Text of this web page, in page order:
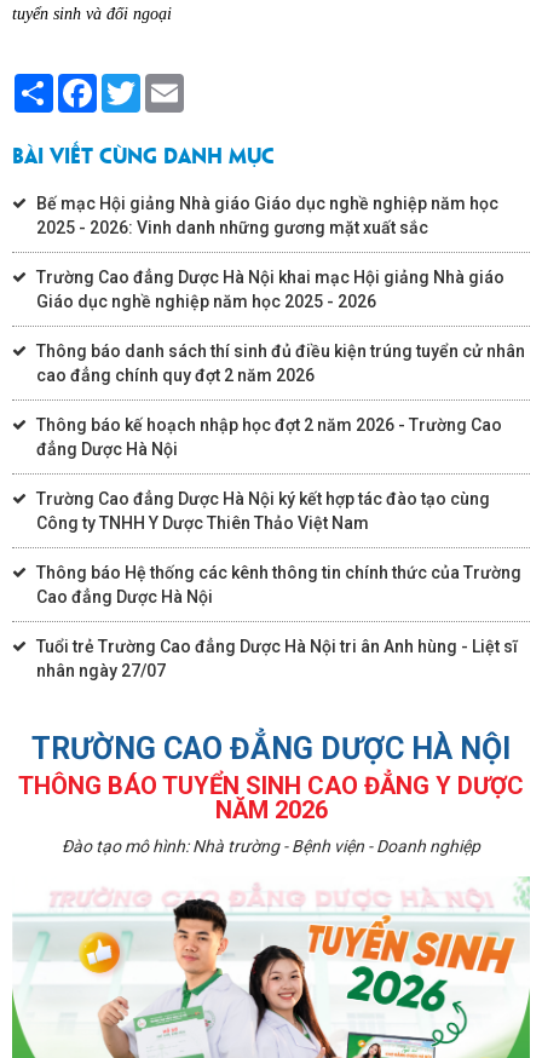
tuyển sinh và đối ngoại
Share Facebook
Twitter
BÀI VIẾT CÙNG DANH MỤC
Bế mạc Hội giảng Nhà giáo Giáo dục nghề nghiệp năm học
2025 - 2026: Vinh danh những gương mặt xuất sắc
Trường Cao đẳng Dược Hà Nội khai mạc Hội giảng Nhà giáo
Giáo dục nghề nghiệp năm học 2025 - 2026
Thông báo danh sách thí sinh đủ điều kiện trúng tuyển cử nhân
cao đẳng chính quy đợt 2 năm 2026
Thông báo kế hoạch nhập học đợt 2 năm 2026 - Trường Cao
đẳng Dược Hà Nội
Trường Cao đẳng Dược Hà Nội ký kết hợp tác đào tạo cùng
Công ty TNHH Y Dược Thiên Thảo Việt Nam
Thông báo Hệ thống các kênh thông tin chính thức của Trường
Cao đẳng Dược Hà Nội
Tuổi trẻ Trường Cao đẳng Dược Hà Nội tri ân Anh hùng - Liệt sĩ
nhân ngày 27/07
TRƯỜNG CAO ĐẲNG DƯỢC HÀ NỘI
THÔNG BÁO TUYỂN SINH CAO ĐẲNG Y DƯỢC
NĂM 2026
Đào tạo mô hình: Nhà trường - Bệnh viện - Doanh nghiệp